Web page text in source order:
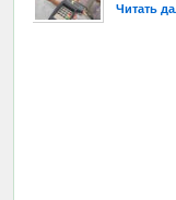
Читать